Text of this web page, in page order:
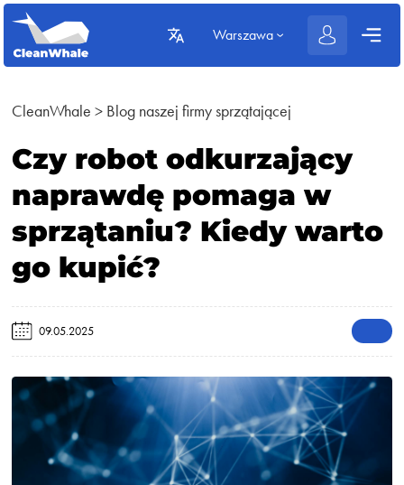
Warszawa
CleanWhale > Blog naszej firmy sprzątającej
Czy robot odkurzający
naprawdę pomaga w
sprzątaniu? Kiedy warto
go kupić?
09.05.2025